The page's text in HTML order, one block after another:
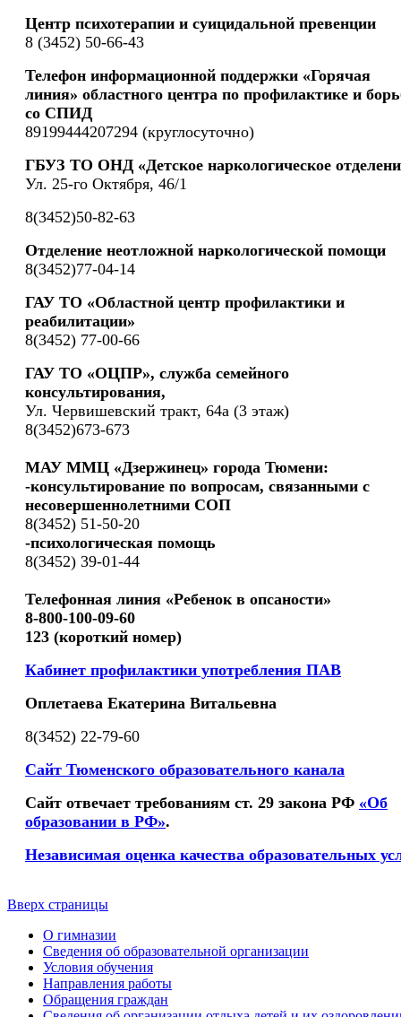
Центр психотерапии и суицидальной превенции
8 (3452) 50-66-43
Телефон информационной поддержки «Горячая
линия» областного центра по профилактике и
со СПИД
89199444207294 (круглосуточно)
ГБУЗ ТО ОНД «Детское наркологическое
Ул. 25-го Октября, 46/1
8(3452)50-82-63
Отделение неотложной наркологической помощи
8(3452)77-04-14
ГАУ ТО «Областной центр профилактики и
реабилитации»
8(3452) 77-00-66
ГАУ ТО «ОЦПР», служба семейного
консультирования,
Ул. Червишевский тракт, 64а (3 этаж)
8(3452)673-673
МАУ ММЦ «Дзержинец» города Тюмени:
-консультирование по вопросам, связанными с
несовершеннолетними СОП
8(3452) 51-50-20
-психологическая помощь
8(3452) 39-01-44
Телефонная линия «Ребенок в опсаности»
8-800-100-09-60
123 (короткий номер)
Кабинет профилактики употребления ПАВ
Оплетаева Екатерина Витальевна
8(3452) 22-79-60
Сайт Тюменского образовательного канала
Сайт отвечает требованиям ст. 29 закона РФ «Об
образовании в РФ».
Независимая оценка качества образовательных
Вверх страницы
О гимназии
Сведения об образовательной организации
Условия обучения
Направления работы
Обращения граждан